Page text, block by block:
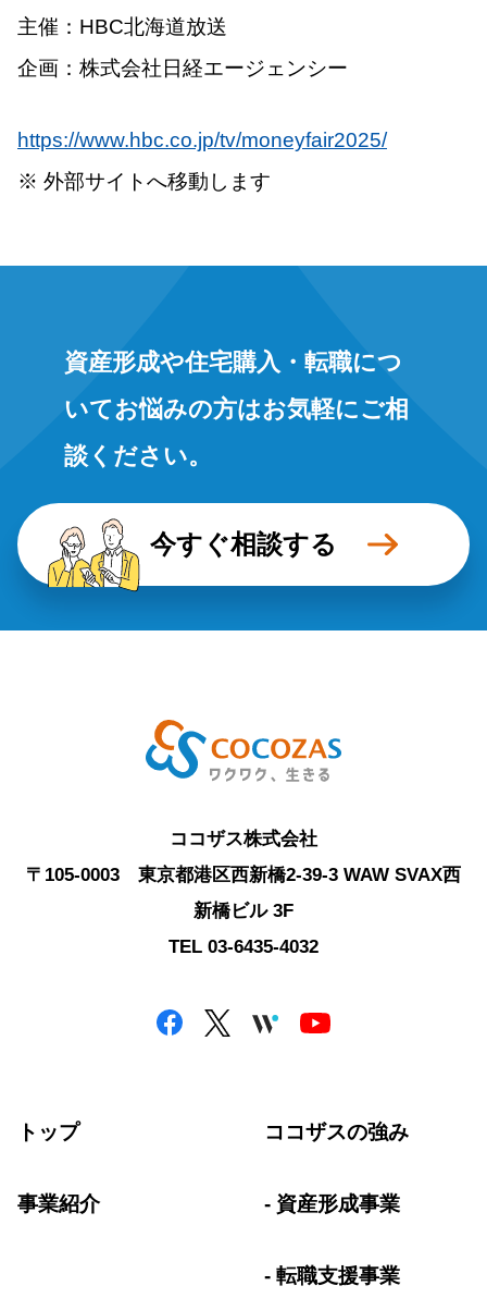
主催：HBC北海道放送
企画：株式会社日経エージェンシー
https://www.hbc.co.jp/tv/moneyfair2025/
※ 外部サイトへ移動します
資産形成や住宅購入・転職につ
いてお悩みの方はお気軽にご相
談ください。
今すぐ相談する
ココザス株式会社
〒105-0003 東京都港区西新橋2-39-3 WAW SVAX西
新橋ビル 3F
TEL 03-6435-4032
トップ ココザスの強み
事業紹介 資産形成事業
転職支援事業